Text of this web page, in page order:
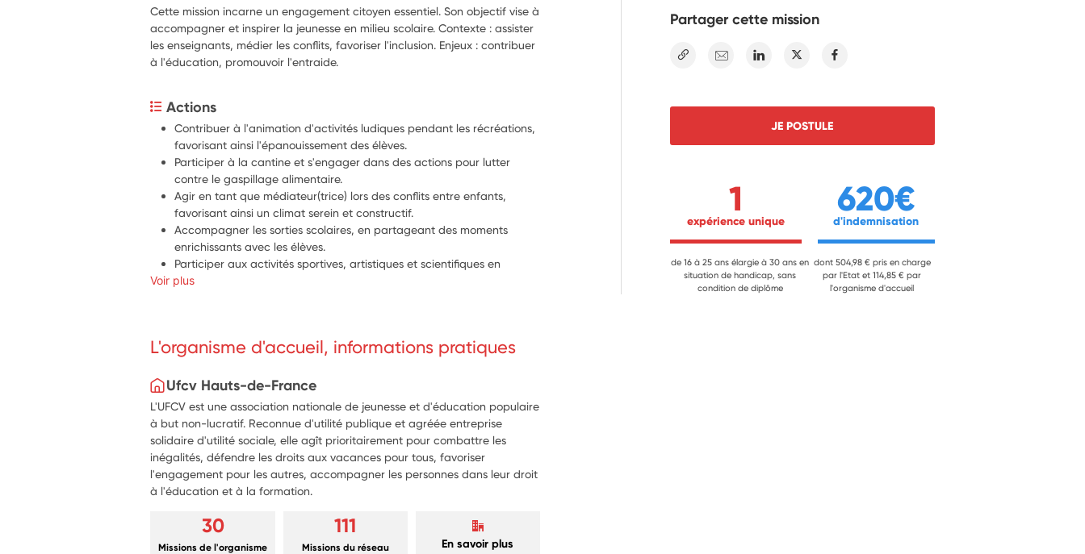
Cette mission incarne un engagement citoyen essentiel. Son objectif vise à
accompagner et inspirer la jeunesse en milieu scolaire. Contexte : assister
les enseignants, médier les conflits, favoriser l'inclusion. Enjeux : contribuer
à l'éducation, promouvoir l'entraide.
Actions
Contribuer à l'animation d'activités ludiques pendant les récréations,
favorisant ainsi l'épanouissement des élèves.
Participer à la cantine et s'engager dans des actions pour lutter
contre le gaspillage alimentaire.
Agir en tant que médiateur(trice) lors des conflits entre enfants,
favorisant ainsi un climat serein et constructif.
Accompagner les sorties scolaires, en partageant des moments
enrichissants avec les élèves.
Participer aux activités sportives, artistiques et scientifiques en
soutien aux enseignants.
favoriser leur inclusion et leur intégration.
enfants, en étant un exemple positif de valeurs citoyennes.
Voir plus
L'organisme d'accueil, informations pratiques
Ufcv Hauts-de-France
L'UFCV est une association nationale de jeunesse et d'éducation populaire
à but non-lucratif. Reconnue d'utilité publique et agréée entreprise
solidaire d'utilité sociale, elle agît prioritairement pour combattre les
inégalités, défendre les droits aux vacances pour tous, favoriser
l'engagement pour les autres, accompagner les personnes dans leur droit
à l'éducation et à la formation.
30
Missions de l'organisme
111
Missions du réseau En savoir plus
Partager cette mission
E-mail Linkedin Twitter
JE POSTULE
1
expérience unique
de 16 à 25 ans élargie à 30 ans en
situation de handicap, sans
condition de diplôme
620€
d'indemnisation
dont 504,98 € pris en charge
par l'Etat et 114,85 € par
l'organisme d'accueil